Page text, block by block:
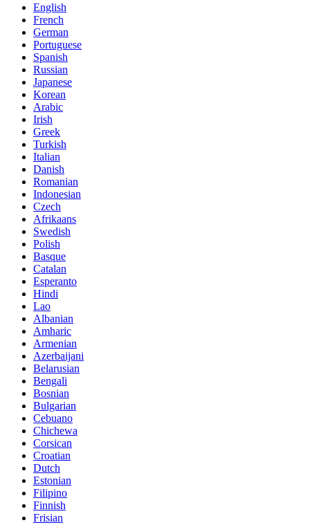
English
French
German
Portuguese
Spanish
Russian
Japanese
Korean
Arabic
Irish
Greek
Turkish
Italian
Danish
Romanian
Indonesian
Czech
Afrikaans
Swedish
Polish
Basque
Catalan
Esperanto
Hindi
Lao
Albanian
Amharic
Armenian
Azerbaijani
Belarusian
Bengali
Bosnian
Bulgarian
Cebuano
Chichewa
Corsican
Croatian
Dutch
Estonian
Filipino
Finnish
Frisian